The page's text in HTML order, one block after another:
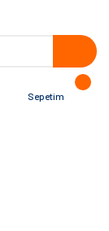
Sepetim